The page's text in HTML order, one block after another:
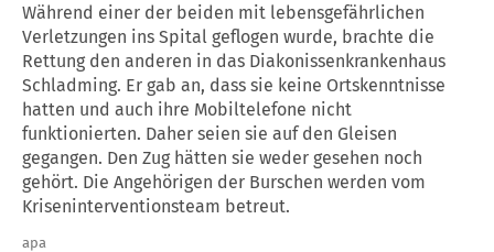
Während einer der beiden mit lebensgefährlichen
Verletzungen ins Spital geflogen wurde, brachte die
Rettung den anderen in das Diakonissenkrankenhaus
Schladming. Er gab an, dass sie keine Ortskenntnisse
hatten und auch ihre Mobiltelefone nicht
funktionierten. Daher seien sie auf den Gleisen
gegangen. Den Zug hätten sie weder gesehen noch
gehört. Die Angehörigen der Burschen werden vom
Kriseninterventionsteam betreut.
apa